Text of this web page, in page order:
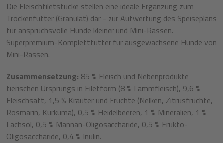
Die Fleischfiletstücke stellen eine ideale Ergänzung zum
Trockenfutter (Granulat) dar - zur Aufwertung des Speiseplans
für anspruchsvolle Hunde kleiner und Mini-Rassen.
Superpremium-Komplettfutter für ausgewachsene Hunde von
Mini-Rassen.
Zusammensetzung: 85 % Fleisch und Nebenprodukte
tierischen Ursprungs in Filetform (8 % Lammfleisch), 9,6 %
Fleischsaft, 1,5 % Kräuter und Früchte (Nelken, Zitrusfrüchte,
Rosmarin, Kurkuma), 0,5 % Heidelbeeren, 1 % Mineralien, 1 %
Lachsöl, 0,5 % Mannan-Oligosaccharide, 0,5 % Frukto-
Oligosaccharide, 0,4 % Inulin.